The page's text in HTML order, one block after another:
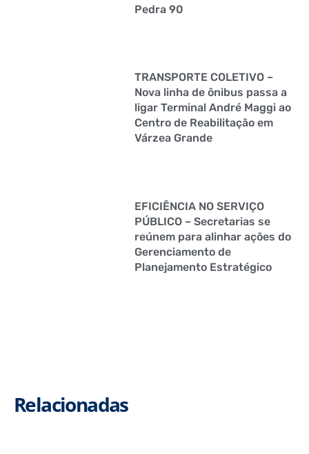
Pedra 90
TRANSPORTE COLETIVO –
Nova linha de ônibus passa a
ligar Terminal André Maggi ao
Centro de Reabilitação em
Várzea Grande
EFICIÊNCIA NO SERVIÇO
PÚBLICO – Secretarias se
reúnem para alinhar ações do
Gerenciamento de
Planejamento Estratégico
Relacionadas